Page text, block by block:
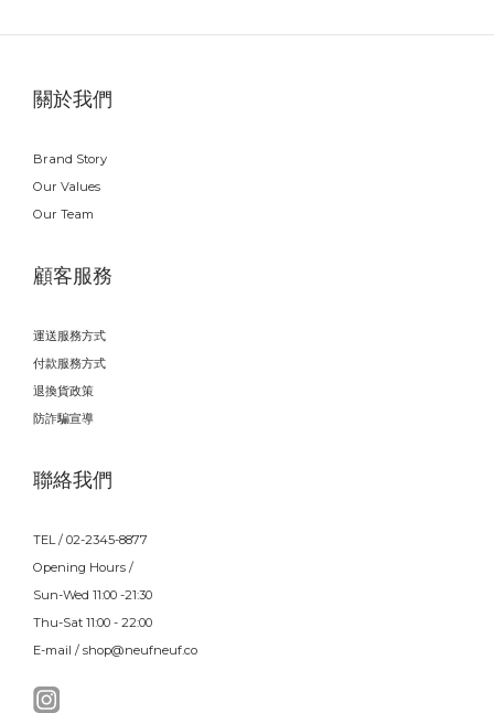
關於我們
Brand Story
Our Values
Our Team
顧客服務
運送服務方式
付款服務方式
退換貨政策
防詐騙宣導
聯絡我們
TEL / 02-2345-8877
Opening Hours /
Sun-Wed 11:00 -21:30
Thu-Sat 11:00 - 22:00
E-mail / shop@neufneuf.co